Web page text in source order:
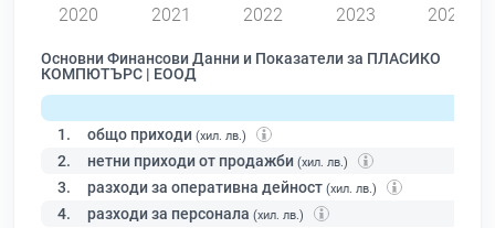
2020 2021 2022 2023 2024
Основни Финансови Данни и Показатели за ПЛАСИКО
КОМПЮТЪРС | ЕООД
1. общо приходи (хил. лв.)
2. нетни приходи от продажби (хил. лв.)
3. разходи за оперативна дейност (хил. лв.)
4. разходи за персонала (хил. лв.)